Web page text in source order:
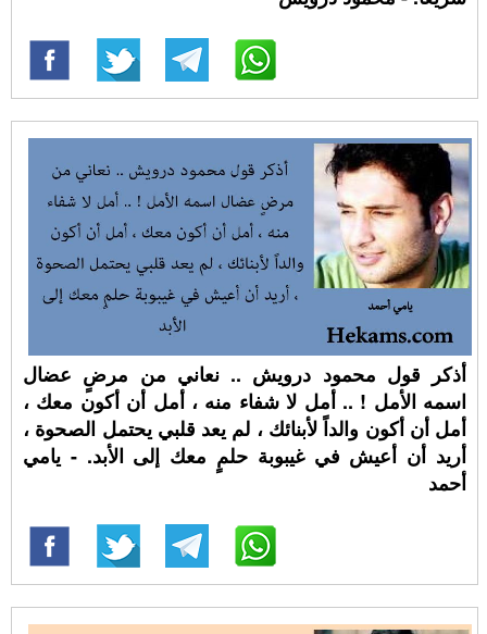
أذكر قول محمود درويش .. نعاني من مرضٍ عضال
اسمه الأمل ! .. أمل لا شفاء منه ، أمل أن أكون معك ،
أمل أن أكون والداً لأبنائك ، لم يعد قلبي يحتمل الصحوة ،
أريد أن أعيش في غيبوبة حلمٍ معك إلى الأبد. - يامي
أحمد